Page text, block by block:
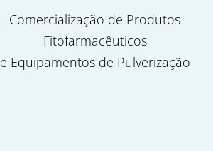
Comercialização de Produtos
Fitofarmacêuticos
e Equipamentos de Pulverização